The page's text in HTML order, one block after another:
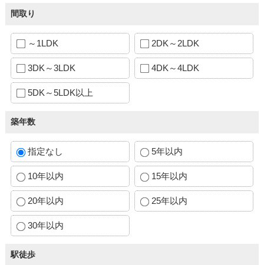
間取り
～1LDK 2DK～2LDK
3DK～3LDK 4DK～4LDK
5DK～5LDK以上
築年数
指定なし 5年以内
10年以内 15年以内
20年以内 25年以内
30年以内
駅徒歩